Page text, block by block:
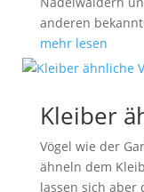
anderen
mehr lesen
Kleiber
Vögel wie der
ähneln dem
lassen sich aber